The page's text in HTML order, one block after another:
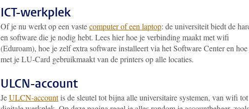
ICT-werkplek
Of je nu werkt op een vastecomputer of een laptop: de universiteit biedt de
en software die je nodig hebt. Lees hier hoe je verbinding maakt met wifi
(Eduroam), hoe je zelf extra software installeert via het Software Center en
met je LU-Card gebruikmaakt van de printers op alle locaties.
ULCN-account
JeULCN-accountis de sleutel tot bijna alle universitaire systemen, van wifi